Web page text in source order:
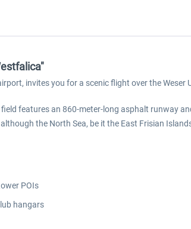
invites you for a scenic flight over the Weser
features an 860-meter-long asphalt runway
the North Sea, be it the East Frisian
POIs
hangars